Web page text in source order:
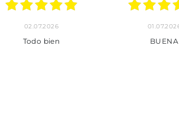
24.06.2026 23.06.2026
Pedido hecho, pedido